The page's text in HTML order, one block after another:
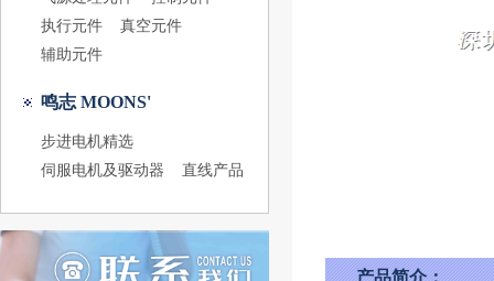
执行元件
真空元件
辅助元件
鸣志 MOONS'
步进电机精选
伺服电机及驱动器
直线产品
产品简介：